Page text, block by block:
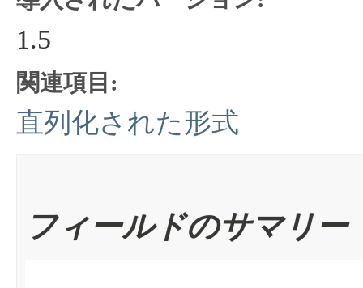
1.5
関連項目:
直列化された形式
フィールドのサマリー